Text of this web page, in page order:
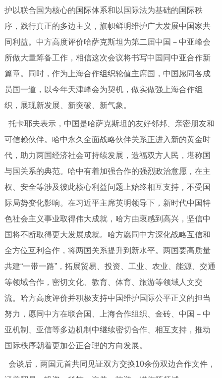
护以联合国为核心的国际体系和以国际法为基础的国际秩
序，践行真正的多边主义，旗帜鲜明维护广大发展中国家共
同利益。中方高度评价哈萨克斯坦为第二届中国－中亚峰会
所做大量筹备工作，相信这次会议将书写中国同中亚合作新
篇章。同时，作为上海合作组织轮值主席国，中国愿同各成
员国一道，以今年天津峰会为契机，做实做强上海合作组
织，展现新发展、新突破、新气象。
托卡耶夫表示，中国是哈萨克斯坦的友好邻邦、亲密朋友和
可信赖伙伴。哈中永久全面战略伙伴关系正进入新的黄金时
代，助力两国经济社会可持续发展，造福双方人民，堪称国
与国关系的典范。哈中有着加强合作的强烈政治意愿，在主
权、安全等涉及彼此核心利益问题上始终相互支持，不受国
际局势变化影响。在习近平主席英明领导下，新时代中国特
色社会主义事业取得伟大成就，哈方由衷感到高兴，坚信中
国将不断取得更大发展成就。哈方愿同中方深化战略互信和
全方位互利合作，将两国关系提升到新水平。两国要高质量
共建“一带一路”，拓展贸易、投资、工业、农业、能源、交通
等领域合作，密切文化、教育、体育、旅游等领域人文交
流。哈方高度评价并积极支持中国维护国际公平正义的担当
努力，愿同中方在联合国、上海合作组织、金砖、中国－中
亚机制、亚信等多边机制中继续密切合作、相互支持，推动
国际秩序朝着更加公正合理的方向发展。
会谈后，两国元首共同见证双方交换10余份双边合作文件，